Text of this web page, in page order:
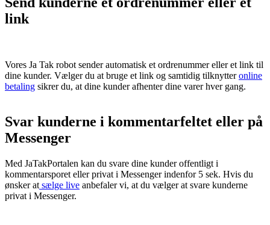
link
Vores Ja Tak robot sender automatisk et ordrenummer eller et link til
dine kunder. Vælger du at bruge et link og samtidig tilknytteronline
betaling sikrer du, at dine kunder afhenter dine varer hver gang.
Svar kunderne i kommentarfeltet eller på
Messenger
Med JaTakPortalen kan du svare dine kunder offentligt i
kommentarsporet eller privat i Messenger indenfor 5 sek. Hvis du
ønsker at sælge live anbefaler vi, at du vælger at svare kunderne
privat i Messenger.